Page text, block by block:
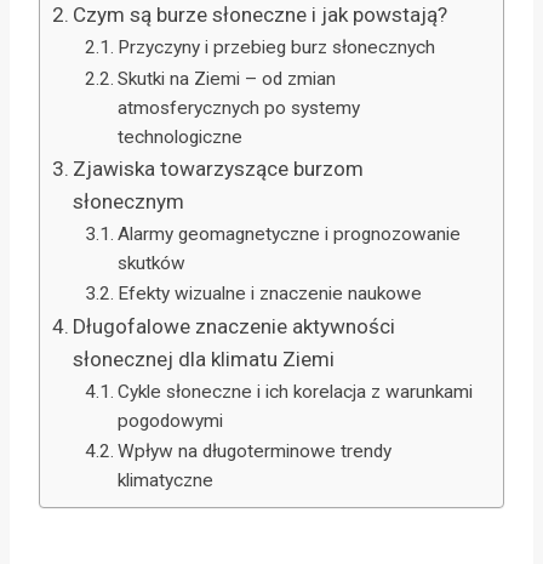
Czym są burze słoneczne i jak powstają?
Przyczyny i przebieg burz słonecznych
Skutki na Ziemi – od zmian
atmosferycznych po systemy
technologiczne
Zjawiska towarzyszące burzom
słonecznym
Alarmy geomagnetyczne i prognozowanie
skutków
Efekty wizualne i znaczenie naukowe
Długofalowe znaczenie aktywności
słonecznej dla klimatu Ziemi
Cykle słoneczne i ich korelacja z warunkami
pogodowymi
Wpływ na długoterminowe trendy
klimatyczne